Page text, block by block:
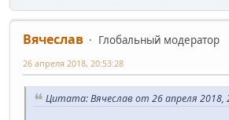
Вячеслав
Глобальный модератор
26 апреля 2018, 20:53:28
Цитата: Вячеслав от 26 апреля 2018,